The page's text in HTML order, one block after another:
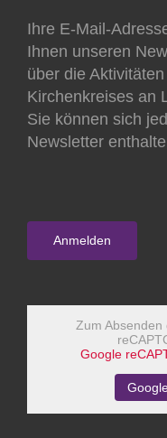
Ihre E-Mail-
Ihnen unseren
über die
Kirchenkreises an
Sie können sich
Newsletter
Zum
Google